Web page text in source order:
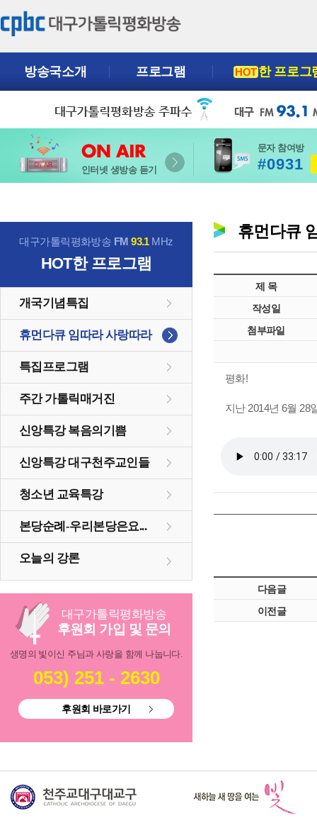
방송국소개 프로그램 HOT한 프로그
인터넷 생방송 듣기
문자 참여방
#0931
대구가톨릭평화방송 FM93.1MHz
HOT한 프로그램
개국기념특집
휴먼다큐 임따라 사랑따라
특집프로그램
주간 가톨릭매거진
신앙특강 복음의기쁨
신앙특강 대구천주교인들
청소년 교육특강
본당순례-우리본당은요...
오늘의 강론
대구가톨릭평화방송
후원회 가입 및 문의
생명의 빛이신 주님과 사랑을 함께 나눕니다.
053) 251 - 2630
후원회 바로가기
휴먼다큐
제 목
작성일
첨부파일
평화!
지난 2014년 6월 28
다음글
이전글